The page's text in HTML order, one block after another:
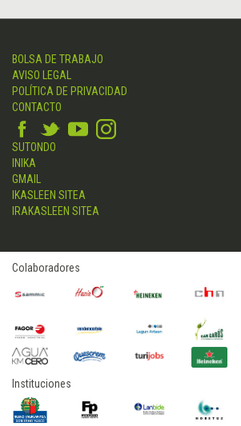
BOLSA DE TRABAJO
AVISO LEGAL
POLÍTICA DE PRIVACIDAD
CONTACTO
SUTONDO
INIKA
GMAIL
IKASLEEN SITEA
IRAKASLEEN SITEA
Colaboradores
Instituciones